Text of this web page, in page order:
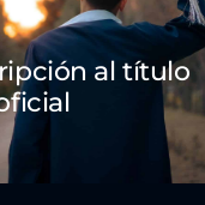
al título